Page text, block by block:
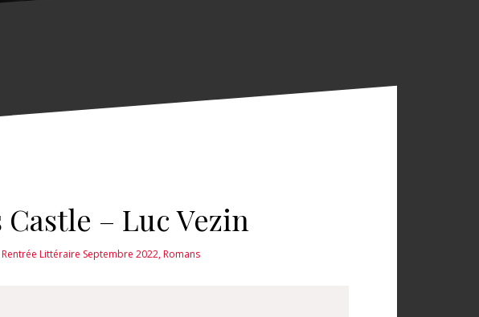
– Luc Vezin
Rentrée Littéraire Septembre 2022,Romans